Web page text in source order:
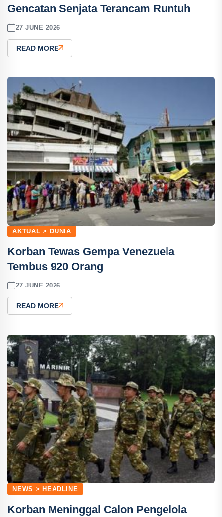
Gencatan Senjata Terancam Runtuh
27 JUNE 2026
READ MORE
AKTUAL > DUNIA
Korban Tewas Gempa Venezuela
Tembus 920 Orang
27 JUNE 2026
READ MORE
NEWS > HEADLINE
Korban Meninggal Calon Pengelola